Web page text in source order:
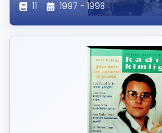
11 1997 - 1998